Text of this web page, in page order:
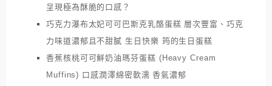
呈現極為酥脆的口感？
巧克力瀑布太妃可可巴斯克乳酪蛋糕 層次豐富、巧克
力味道濃郁且不甜膩 生日快樂 筠的生日蛋糕
香蕉核桃可可鮮奶油瑪芬蛋糕 (Heavy Cream
Muffins) 口感潤澤綿密軟濡 香氣濃郁